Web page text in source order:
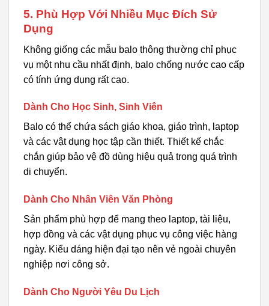
5. Phù Hợp Với Nhiều Mục Đích Sử
Dụng
Không giống các mẫu balo thông thường chỉ phục
vụ một nhu cầu nhất định, balo chống nước cao cấp
có tính ứng dụng rất cao.
Dành Cho Học Sinh, Sinh Viên
Balo có thể chứa sách giáo khoa, giáo trình, laptop
và các vật dụng học tập cần thiết. Thiết kế chắc
chắn giúp bảo vệ đồ dùng hiệu quả trong quá trình
di chuyển.
Dành Cho Nhân Viên Văn Phòng
Sản phẩm phù hợp để mang theo laptop, tài liệu,
hợp đồng và các vật dụng phục vụ công việc hàng
ngày. Kiểu dáng hiện đại tạo nên vẻ ngoài chuyên
nghiệp nơi công sở.
Dành Cho Người Yêu Du Lịch